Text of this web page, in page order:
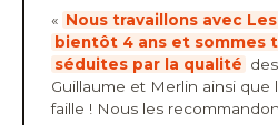
« Nous travaillons avec
bientôt 4 ans et sommes
séduites par la qualité
Guillaume et Merlin ainsi que
faille ! Nous les